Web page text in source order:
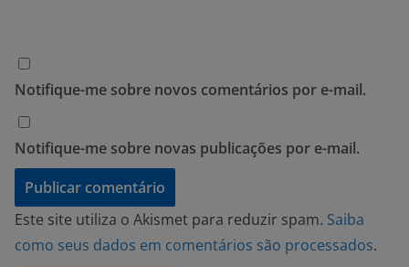
Notifique-me sobre novos comentários por e-mail.
Notifique-me sobre novas publicações por e-mail.
Este site utiliza o Akismet para reduzir spam. Saiba
como seus dados em comentários são processados.